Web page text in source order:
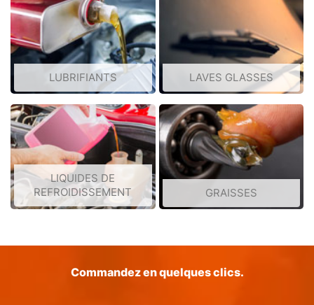
LUBRIFIANTS LAVES GLASSES
LIQUIDES DE
REFROIDISSEMENT
GRAISSES
Commandez en quelques clics.